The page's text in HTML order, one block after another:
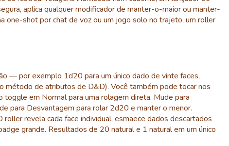
aplica qualquer modificador de manter-o-maior ou manter-
one-shot por chat de voz ou um jogo solo no trajeto, um roller
— por exemplo 1d20 para um único dado de vinte faces,
método de atributos de D&D). Você também pode tocar nos
em Normal para uma rolagem direta. Mude para
para Desvantagem para rolar 2d20 e manter o menor.
revela cada face individual, esmaece dados descartados
grande. Resultados de 20 natural e 1 natural em um único